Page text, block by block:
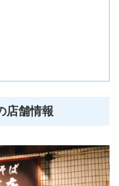
店舗情報